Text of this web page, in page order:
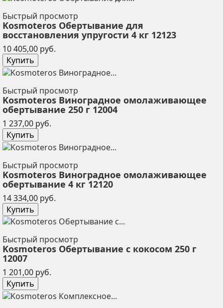
Быстрый просмотр
Kosmoteros Обертывание для
восстановления упругости 4 кг 12123
10 405,00 руб.
Купить
Быстрый просмотр
Kosmoteros Виноградное омолаживающее
обертывание 250 г 12004
1 237,00 руб.
Купить
Быстрый просмотр
Kosmoteros Виноградное омолаживающее
обертывание 4 кг 12120
14 334,00 руб.
Купить
Быстрый просмотр
Kosmoteros Обертывание с кокосом 250 г
12007
1 201,00 руб.
Купить